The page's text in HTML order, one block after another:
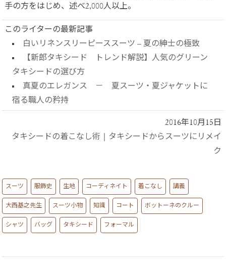
手の方をはじめ、述べ2,000人以上。
このライターの最新記事
白いリネンスリーピーススーツ – 夏の紳士の極致
【新郎タキシード トレンド解説】人気のグリーン
タキシードの選び方
真夏のエレガンス － 夏スーツ・夏ジャケットに
宿る職人の矜持
2016年10月15日
タキシードの着こなし術
タキシードからスーツにリメイ
ク
スーツ 服飾史 生地 コーディネイト 着こなし 講義
大西基之先生 スーツ小物 知識 コート ボットーネのクルー
シャツ バッグ タキシード フォーマル